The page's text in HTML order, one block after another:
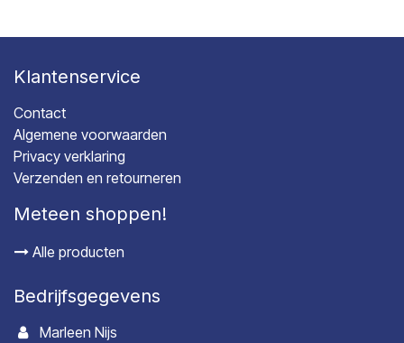
Klantenservice
Contact
Algemene voorwaarden
Privacy verklaring
Verzenden en retourneren
Meteen shoppen!
Alle producten
Bedrijfsgegevens
Marleen Nijs